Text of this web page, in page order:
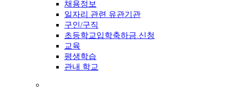
채용정보
일자리 관련 유관기관
구인/구직
초등학교입학축하금 신청
교육
평생학습
관내 학교